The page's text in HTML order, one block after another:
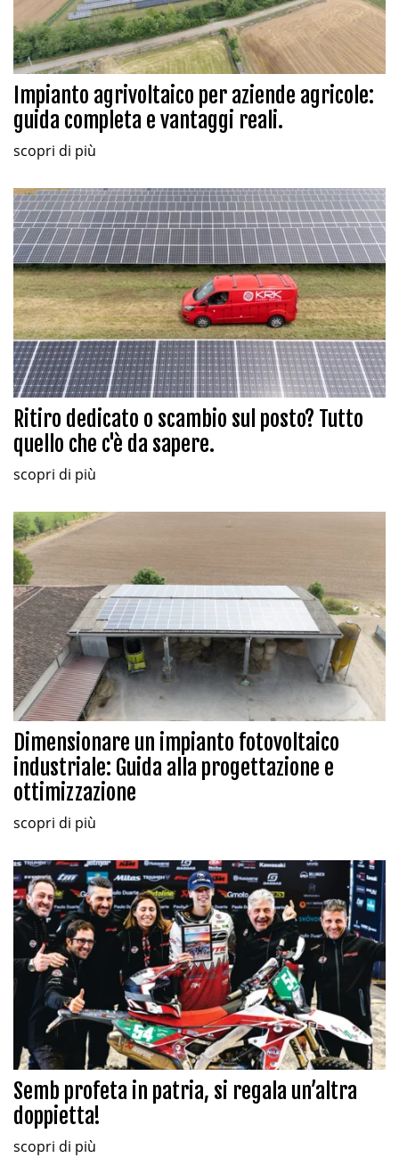
Impianto agrivoltaico per aziende agricole:
guida completa e vantaggi reali.
scopri di più
Ritiro dedicato o scambio sul posto? Tutto
quello che c'è da sapere.
scopri di più
Dimensionare un impianto fotovoltaico
industriale: Guida alla progettazione e
ottimizzazione
scopri di più
Semb profeta in patria, si regala un’altra
doppietta!
scopri di più